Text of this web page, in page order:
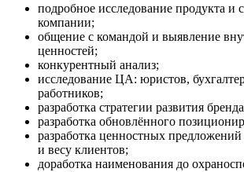
подробное исследование продукта и
компании;
общение с командой и выявление
ценностей;
конкурентный анализ;
исследование ЦА: юристов,
работников;
разработка стратегии развития
разработка обновлённого
разработка ценностных
и весу клиентов;
доработка наименования до